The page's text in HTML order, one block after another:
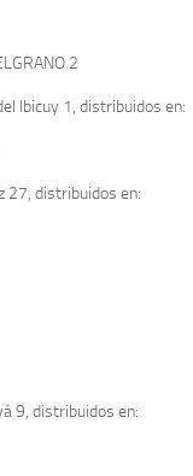
2
Ibicuy 1, distribuidos en:
27, distribuidos en:
9, distribuidos en: